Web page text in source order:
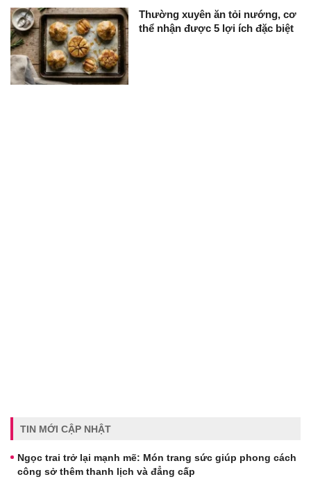
Thường xuyên ăn tỏi nướng, cơ
thể nhận được 5 lợi ích đặc biệt
TIN MỚI CẬP NHẬT
Ngọc trai trở lại mạnh mẽ: Món trang sức giúp phong cách
công sở thêm thanh lịch và đẳng cấp